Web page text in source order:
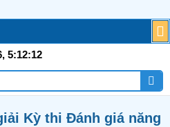
5:12:13
Kỳ thi Đánh giá năng